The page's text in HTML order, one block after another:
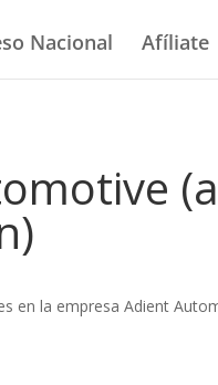
Nacional Afíliate
en la empresa Adient